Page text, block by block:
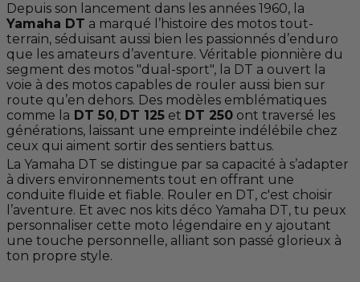
Depuis son lancement dans les années 1960, la
Yamaha DT a marqué l’histoire des motos tout-
terrain, séduisant aussi bien les passionnés d’enduro
que les amateurs d’aventure. Véritable pionnière du
segment des motos "dual-sport", la DT a ouvert la
voie à des motos capables de rouler aussi bien sur
route qu’en dehors. Des modèles emblématiques
comme la DT 50, DT 125 et DT 250 ont traversé les
générations, laissant une empreinte indélébile chez
ceux qui aiment sortir des sentiers battus.
La Yamaha DT se distingue par sa capacité à s’adapter
à divers environnements tout en offrant une
conduite fluide et fiable. Rouler en DT, c'est choisir
l’aventure. Et avec nos kits déco Yamaha DT, tu peux
personnaliser cette moto légendaire en y ajoutant
une touche personnelle, alliant son passé glorieux à
ton propre style.